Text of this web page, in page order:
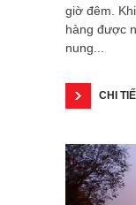
giờ đêm.
hàng được
nung...
CHI